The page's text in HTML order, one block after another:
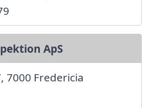
ApS
7000 Fredericia